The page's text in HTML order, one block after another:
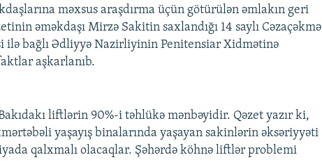
məxsus araşdırma üçün götürülən əmlakın geri
əməkdaşı Mirzə Sakitin saxlandığı 14 saylı Cəzaçəkmə
ilə bağlı Ədliyyə Nazirliyinin Penitensiar Xidmətinə
aşkarlanıb.
liftlərin 90%-i təhlükə mənbəyidir. Qəzet yazır ki,
yaşayış binalarında yaşayan sakinlərin əksəriyyəti
qalxmalı olacaqlar. Şəhərdə köhnə liftlər problemi